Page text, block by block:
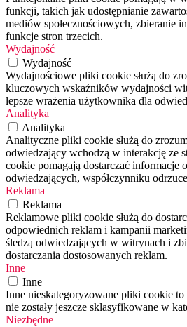
funkcji, takich jak udostępnianie
mediów społecznościowych, zbieranie
funkcje stron trzecich.
Wydajność
Wydajność
Wydajnościowe pliki cookie służą do
kluczowych wskaźników wydajności
lepsze wrażenia użytkownika dla
Analityka
Analityka
Analityczne pliki cookie służą do
odwiedzający wchodzą w interakcję ze
cookie pomagają dostarczać informacje
odwiedzających, współczynniku
Reklama
Reklama
Reklamowe pliki cookie służą do
odpowiednich reklam i kampanii
śledzą odwiedzających w witrynach i
dostarczania dostosowanych reklam.
Inne
Inne
Inne nieskategoryzowane pliki cookie to
nie zostały jeszcze sklasyfikowane w
Niezbędne